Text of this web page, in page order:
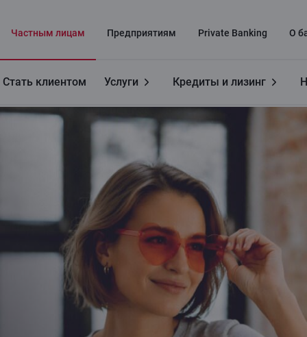
Частным лицaм Предприятиям Private Banking О
Стать клиентом Услуги Кредиты и лизинг